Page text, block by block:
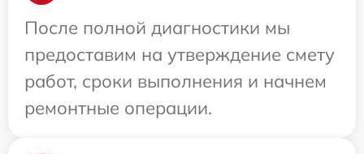
После полной диагностики мы
предоставим на утверждение смету
работ, сроки выполнения и начнем
ремонтные операции.